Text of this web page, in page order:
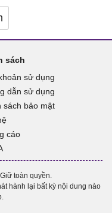
sách
sử dụng
dẫn sử dụng
sách bảo mật
cáo
toàn quyền.
hành lại bất kỳ nội dung nào